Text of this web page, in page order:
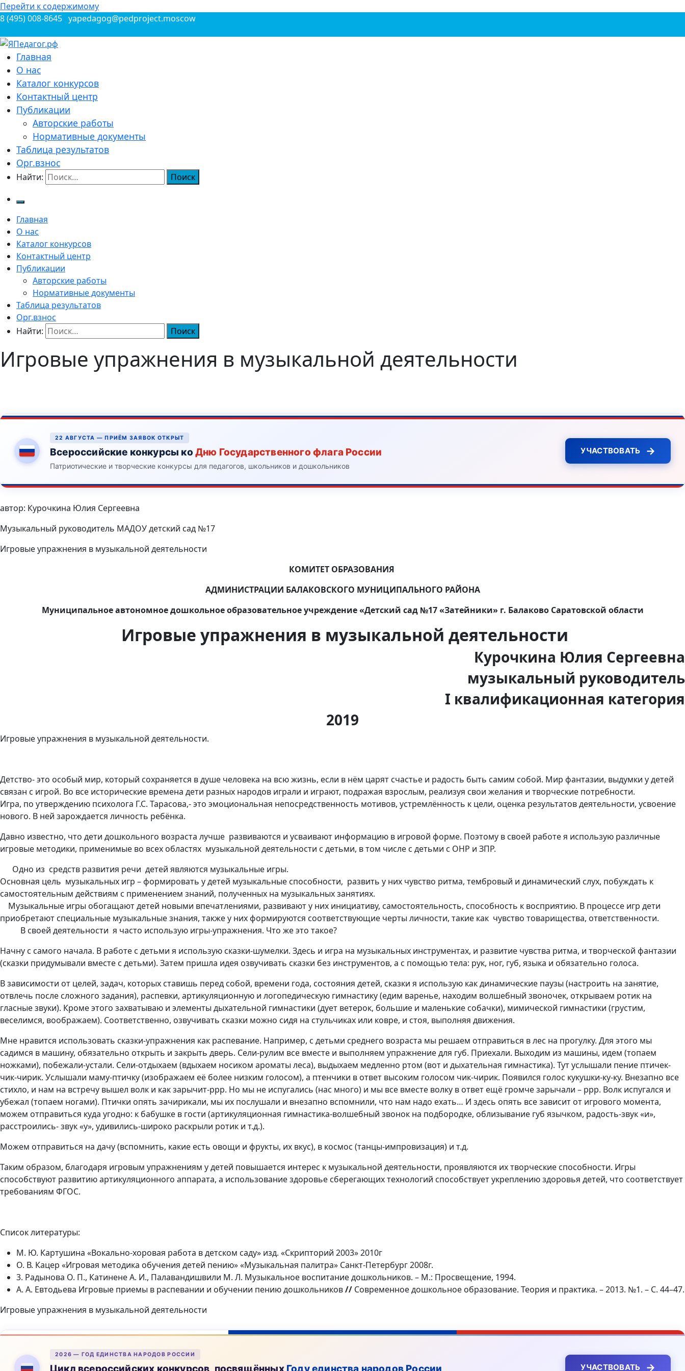
Перейти к содержимому
8 (495) 008-8645 yapedagog@pedproject.moscow
ЯПедагог.рф
Всероссийские конкурсы для педагогов
Главная
О нас
Каталог конкурсов
Контактный центр
Публикации
Авторские работы
Нормативные документы
Таблица результатов
Орг.взнос
Найти:
Главная
О нас
Каталог конкурсов
Контактный центр
Публикации
Авторские работы
Нормативные документы
Таблица результатов
Орг.взнос
Найти:
Игровые упражнения в музыкальной деятельности
22 АВГУСТА — ПРИЁМ ЗАЯВОК ОТКРЫТ
Всероссийские конкурсы ко Дню Государственного флага России
Патриотические и творческие конкурсы для педагогов, школьников и дошкольников
УЧАСТВОВАТЬ →
автор: Курочкина Юлия Сергеевна
Музыкальный руководитель МАДОУ детский сад №17
Игровые упражнения в музыкальной деятельности
КОМИТЕТ ОБРАЗОВАНИЯ
АДМИНИСТРАЦИИ БАЛАКОВСКОГО МУНИЦИПАЛЬНОГО РАЙОНА
Муниципальное автономное дошкольное образовательное учреждение «Детский сад №17 «Затейники» г. Балаково Саратовской области
Игровые упражнения в музыкальной деятельности
Курочкина Юлия Сергеевна
музыкальный руководитель
I квалификационная категория
2019
Игровые упражнения в музыкальной деятельности.
Детство- это особый мир, который сохраняется в душе человека на всю жизнь, если в нём царят счастье и радость быть самим собой. Мир фантазии, выдумки у детей
связан с игрой. Во все исторические времена дети разных народов играли и играют, подражая взрослым, реализуя свои желания и творческие потребности.
Игра, по утверждению психолога Г.С. Тарасова,- это эмоциональная непосредственность мотивов, устремлённость к цели, оценка результатов деятельности, усвоение
нового. В ней зарождается личность ребёнка.
Давно известно, что дети дошкольного возраста лучше развиваются и усваивают информацию в игровой форме. Поэтому в своей работе я использую различные
игровые методики, применимые во всех областях музыкальной деятельности с детьми, в том числе с детьми с ОНР и ЗПР.
Одно из средств развития речи детей являются музыкальные игры.
Основная цель музыкальных игр – формировать у детей музыкальные способности, развить у них чувство ритма, тембровый и динамический слух, побуждать к
самостоятельным действиям с применением знаний, полученных на музыкальных занятиях.
Музыкальные игры обогащают детей новыми впечатлениями, развивают у них инициативу, самостоятельность, способность к восприятию. В процессе игр дети
приобретают специальные музыкальные знания, также у них формируются соответствующие черты личности, такие как чувство товарищества, ответственности.
В своей деятельности я часто использую игры-упражнения. Что же это такое?
Начну с самого начала. В работе с детьми я использую сказки-шумелки. Здесь и игра на музыкальных инструментах, и развитие чувства ритма, и творческой фантазии
(сказки придумывали вместе с детьми). Затем пришла идея озвучивать сказки без инструментов, а с помощью тела: рук, ног, губ, языка и обязательно голоса.
В зависимости от целей, задач, которых ставишь перед собой, времени года, состояния детей, сказки я использую как динамические паузы (настроить на занятие,
отвлечь после сложного задания), распевки, артикуляционную и логопедическую гимнастику (едим варенье, находим волшебный звоночек, открываем ротик на
гласные звуки). Кроме этого захватываю и элементы дыхательной гимнастики (дует ветерок, большие и маленькие собачки), мимической гимнастики (грустим,
веселимся, воображаем). Соответственно, озвучивать сказки можно сидя на стульчиках или ковре, и стоя, выполняя движения.
Мне нравится использовать сказки-упражнения как распевание. Например, с детьми среднего возраста мы решаем отправиться в лес на прогулку. Для этого мы
садимся в машину, обязательно открыть и закрыть дверь. Сели-рулим все вместе и выполняем упражнение для губ. Приехали. Выходим из машины, идем (топаем
ножками), побежали-устали. Сели-отдыхаем (вдыхаем носиком ароматы леса), выдыхаем медленно ртом (вот и дыхательная гимнастика). Тут услышали пение птичек-
чик-чирик. Услышали маму-птичку (изображаем её более низким голосом), а птенчики в ответ высоким голосом чик-чирик. Появился голос кукушки-ку-ку. Внезапно все
стихло, и нам на встречу вышел волк и как зарычит-ррр. Но мы не испугались (нас много) и мы все вместе волку в ответ ещё громче зарычали – ррр. Волк испугался и
убежал (топаем ногами). Птички опять зачирикали, мы их послушали и внезапно вспомнили, что нам надо ехать… И здесь опять все зависит от игрового момента,
можем отправиться куда угодно: к бабушке в гости (артикуляционная гимнастика-волшебный звонок на подбородке, облизывание губ язычком, радость-звук «и»,
расстроились- звук «у», удивились-широко раскрыли ротик и т.д.).
Можем отправиться на дачу (вспомнить, какие есть овощи и фрукты, их вкус), в космос (танцы-импровизация) и т.д.
Таким образом, благодаря игровым упражнениям у детей повышается интерес к музыкальной деятельности, проявляются их творческие способности. Игры
способствуют развитию артикуляционного аппарата, а использование здоровье сберегающих технологий способствует укреплению здоровья детей, что соответствует
требованиям ФГОС.
Список литературы:
М. Ю. Картушина «Вокально-хоровая работа в детском саду» изд. «Скрипторий 2003» 2010г
О. В. Кацер «Игровая методика обучения детей пению» «Музыкальная палитра» Санкт-Петербург 2008г.
3. Радынова О. П., Катинене А. И., Палавандишвили М. Л. Музыкальное воспитание дошкольников. – М.: Просвещение, 1994.
А. А. Евтодьева Игровые приемы в распевании и обучении пению дошкольников// Современное дошкольное образование. Теория и практика. – 2013. №1. – С. 44–47.
Игровые упражнения в музыкальной деятельности
2026 — ГОД ЕДИНСТВА НАРОДОВ РОССИИ
Цикл всероссийских конкурсов, посвящённых Году единства народов России УЧАСТВОВАТЬ →